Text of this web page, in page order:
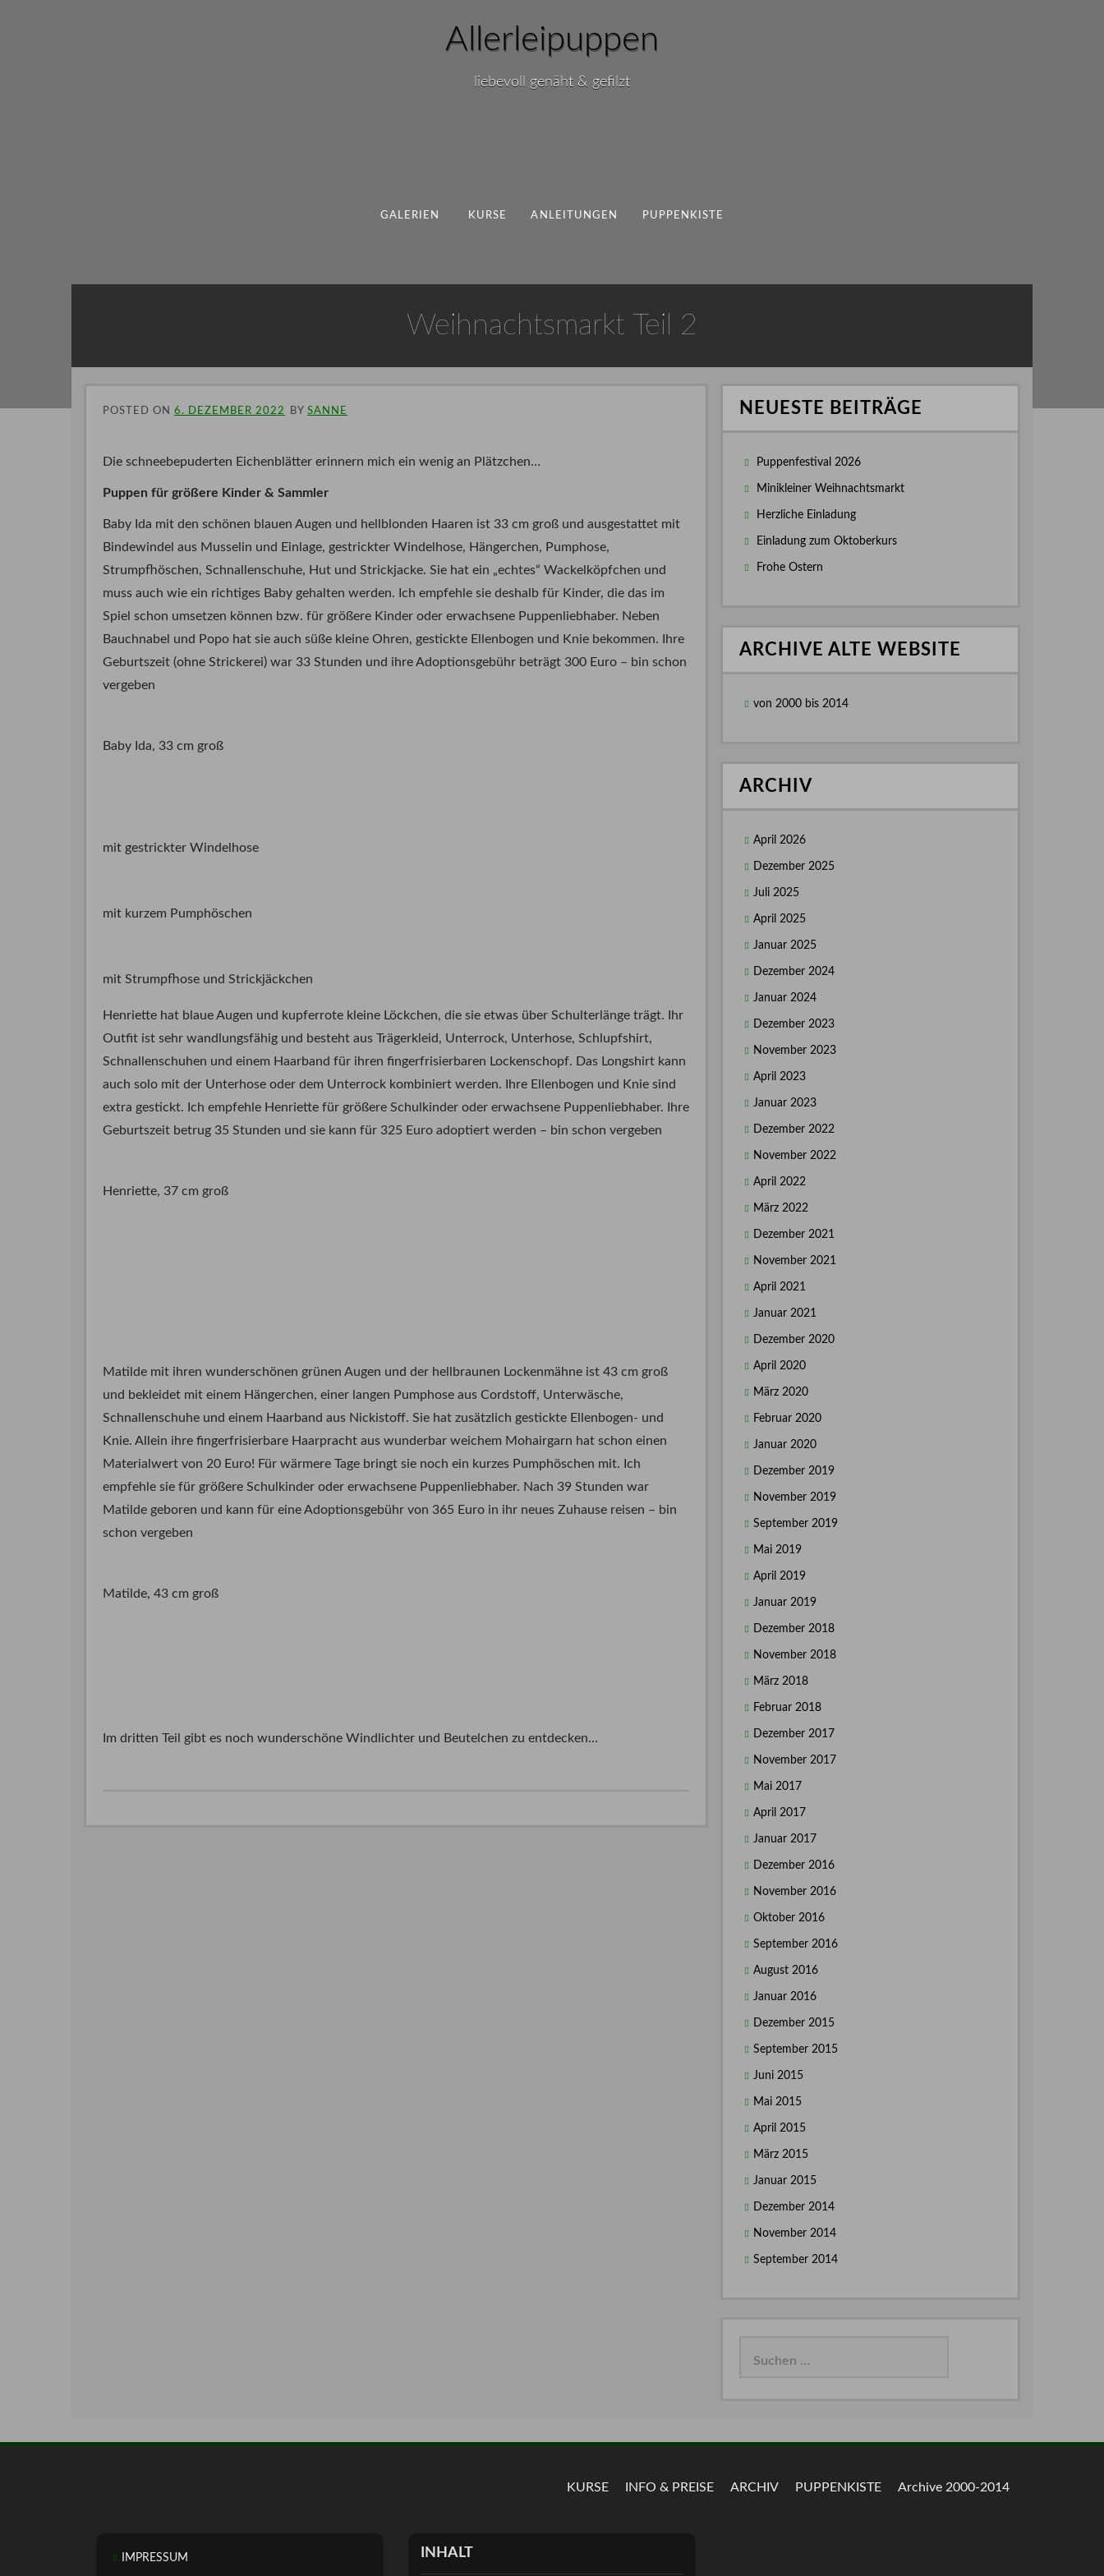
Allerleipuppen
liebevoll genäht & gefilzt
GALERIEN KURSE ANLEITUNGEN PUPPENKISTE
Weihnachtsmarkt Teil 2
POSTED ON 6. DEZEMBER 2022 BY SANNE
Die schneebepuderten Eichenblätter erinnern mich ein wenig an Plätzchen…
Puppen für größere Kinder & Sammler
Baby Ida mit den schönen blauen Augen und hellblonden Haaren ist 33 cm groß und ausgestattet mit
Bindewindel aus Musselin und Einlage, gestrickter Windelhose, Hängerchen, Pumphose,
Strumpfhöschen, Schnallenschuhe, Hut und Strickjacke. Sie hat ein „echtes“ Wackelköpfchen und
muss auch wie ein richtiges Baby gehalten werden. Ich empfehle sie deshalb für Kinder, die das im
Spiel schon umsetzen können bzw. für größere Kinder oder erwachsene Puppenliebhaber. Neben
Bauchnabel und Popo hat sie auch süße kleine Ohren, gestickte Ellenbogen und Knie bekommen. Ihre
Geburtszeit (ohne Strickerei) war 33 Stunden und ihre Adoptionsgebühr beträgt 300 Euro – bin schon
vergeben
Baby Ida, 33 cm groß
mit gestrickter Windelhose
mit kurzem Pumphöschen
mit Strumpfhose und Strickjäckchen
Henriette hat blaue Augen und kupferrote kleine Löckchen, die sie etwas über Schulterlänge trägt. Ihr
Outfit ist sehr wandlungsfähig und besteht aus Trägerkleid, Unterrock, Unterhose, Schlupfshirt,
Schnallenschuhen und einem Haarband für ihren fingerfrisierbaren Lockenschopf. Das Longshirt kann
auch solo mit der Unterhose oder dem Unterrock kombiniert werden. Ihre Ellenbogen und Knie sind
extra gestickt. Ich empfehle Henriette für größere Schulkinder oder erwachsene Puppenliebhaber. Ihre
Geburtszeit betrug 35 Stunden und sie kann für 325 Euro adoptiert werden – bin schon vergeben
Henriette, 37 cm groß
Matilde mit ihren wunderschönen grünen Augen und der hellbraunen Lockenmähne ist 43 cm groß
und bekleidet mit einem Hängerchen, einer langen Pumphose aus Cordstoff, Unterwäsche,
Schnallenschuhe und einem Haarband aus Nickistoff. Sie hat zusätzlich gestickte Ellenbogen- und
Knie. Allein ihre fingerfrisierbare Haarpracht aus wunderbar weichem Mohairgarn hat schon einen
Materialwert von 20 Euro! Für wärmere Tage bringt sie noch ein kurzes Pumphöschen mit. Ich
empfehle sie für größere Schulkinder oder erwachsene Puppenliebhaber. Nach 39 Stunden war
Matilde geboren und kann für eine Adoptionsgebühr von 365 Euro in ihr neues Zuhause reisen – bin
schon vergeben
Matilde, 43 cm groß
Im dritten Teil gibt es noch wunderschöne Windlichter und Beutelchen zu entdecken…
NEUESTE BEITRÄGE
Puppenfestival 2026
Minikleiner Weihnachtsmarkt
Herzliche Einladung
Einladung zum Oktoberkurs
Frohe Ostern
ARCHIVE ALTE WEBSITE
von 2000 bis 2014
ARCHIV
April 2026
Dezember 2025
Juli 2025
April 2025
Januar 2025
Dezember 2024
Januar 2024
Dezember 2023
November 2023
April 2023
Januar 2023
Dezember 2022
November 2022
April 2022
März 2022
Dezember 2021
November 2021
April 2021
Januar 2021
Dezember 2020
April 2020
März 2020
Februar 2020
Januar 2020
Dezember 2019
November 2019
September 2019
Mai 2019
April 2019
Januar 2019
Dezember 2018
November 2018
März 2018
Februar 2018
Dezember 2017
November 2017
Mai 2017
April 2017
Januar 2017
Dezember 2016
November 2016
Oktober 2016
September 2016
August 2016
Januar 2016
Dezember 2015
September 2015
Juni 2015
Mai 2015
April 2015
März 2015
Januar 2015
Dezember 2014
November 2014
September 2014
KURSE INFO & PREISE ARCHIV PUPPENKISTE Archive 2000-2014
IMPRESSUM INHALT